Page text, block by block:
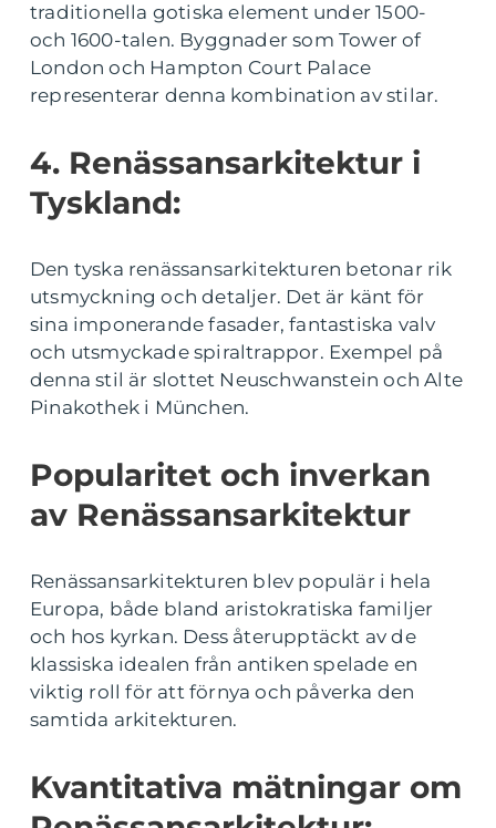
traditionella gotiska element under 1500-
och 1600-talen. Byggnader som Tower of
London och Hampton Court Palace
representerar denna kombination av stilar.
4. Renässansarkitektur i
Tyskland:
Den tyska renässansarkitekturen betonar rik
utsmyckning och detaljer. Det är känt för
sina imponerande fasader, fantastiska valv
och utsmyckade spiraltrappor. Exempel på
denna stil är slottet Neuschwanstein och Alte
Pinakothek i München.
Popularitet och inverkan
av Renässansarkitektur
Renässansarkitekturen blev populär i hela
Europa, både bland aristokratiska familjer
och hos kyrkan. Dess återupptäckt av de
klassiska idealen från antiken spelade en
viktig roll för att förnya och påverka den
samtida arkitekturen.
Kvantitativa mätningar om